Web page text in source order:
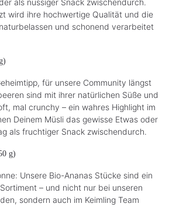
wird ihre hochwertige Qualität und die
und schonend verarbeitet
für unsere Community längst
sind mit ihrer natürlichen Süße und
mal crunchy – ein wahres Highlight im
Deinem Müsli das gewisse Etwas oder
als fruchtiger Snack zwischendurch.
g)
Unsere Bio-Ananas Stücke sind ein
– und nicht nur bei unseren
sondern auch im Keimling Team